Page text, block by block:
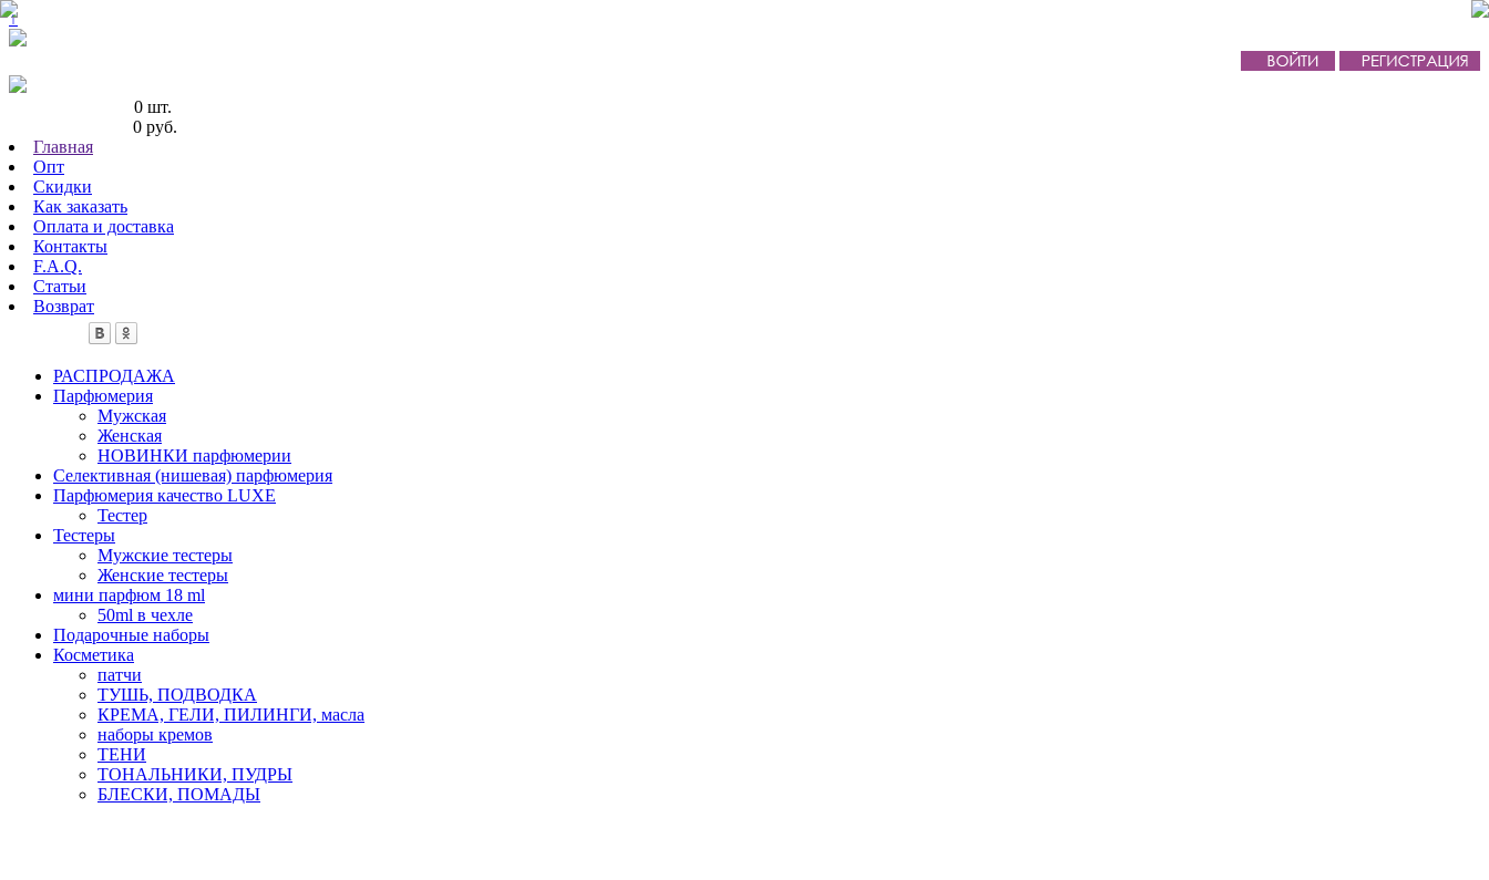
↑
0 шт.
0 руб.
Главная
Опт
Скидки
Как заказать
Оплата и доставка
Контакты
F.A.Q.
Статьи
Возврат
РАСПРОДАЖА
Парфюмерия
Мужская
Женская
НОВИНКИ парфюмерии
Селективная (нишевая) парфюмерия
Парфюмерия качество LUXE
Тестер
Тестеры
Мужские тестеры
Женские тестеры
мини парфюм 18 ml
50ml в чехле
Подарочные наборы
Косметика
патчи
ТУШЬ, ПОДВОДКА
КРЕМА, ГЕЛИ, ПИЛИНГИ, масла
наборы кремов
ТЕНИ
ТОНАЛЬНИКИ, ПУДРЫ
БЛЕСКИ, ПОМАДЫ